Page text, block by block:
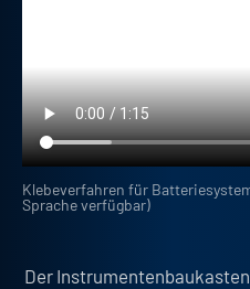
Klebeverfahren für
Sprache verfügbar)
Der